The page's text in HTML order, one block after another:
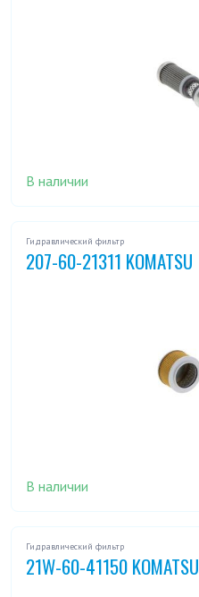
В наличии
Гидравлический фильтр
207-60-21311 KOMATSU
В наличии
Гидравлический фильтр
21W-60-41150 KOMATSU